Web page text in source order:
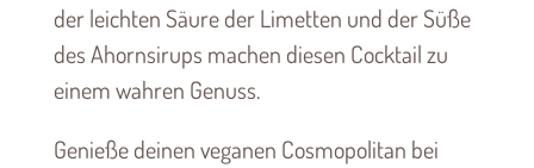
der leichten Säure der Limetten und der Süße
des Ahornsirups machen diesen Cocktail zu
einem wahren Genuss.
Genieße deinen veganen Cosmopolitan bei